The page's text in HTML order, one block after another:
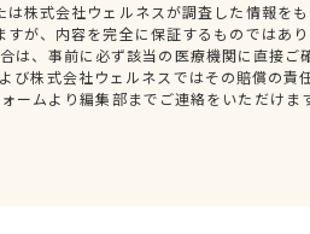
株式会社ウェルネスが調査した情報を
が、内容を完全に保証するものではあ
は、事前に必ず該当の医療機関に直接ご
び株式会社ウェルネスではその賠償の責
ームより編集部までご連絡をいただけま